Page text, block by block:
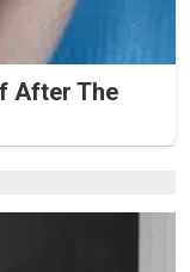
After The